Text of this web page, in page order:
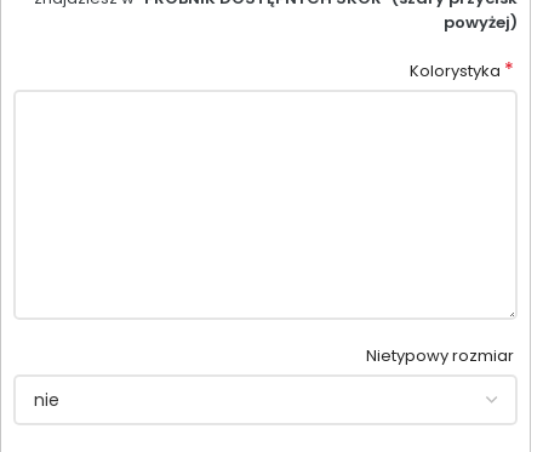
powyżej)
Kolorystyka *
Nietypowy rozmiar